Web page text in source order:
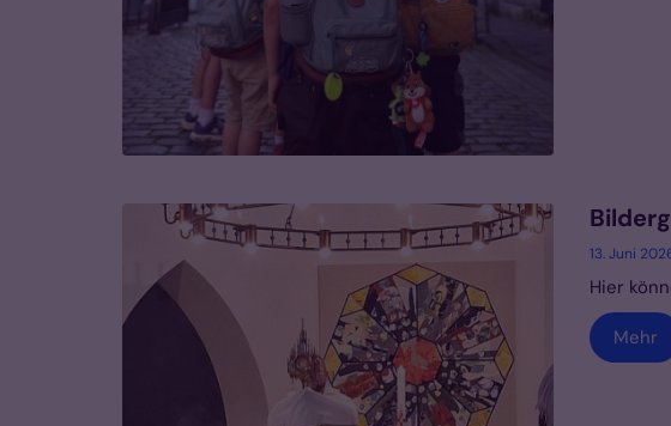
13. Juni
Hier
Mehr